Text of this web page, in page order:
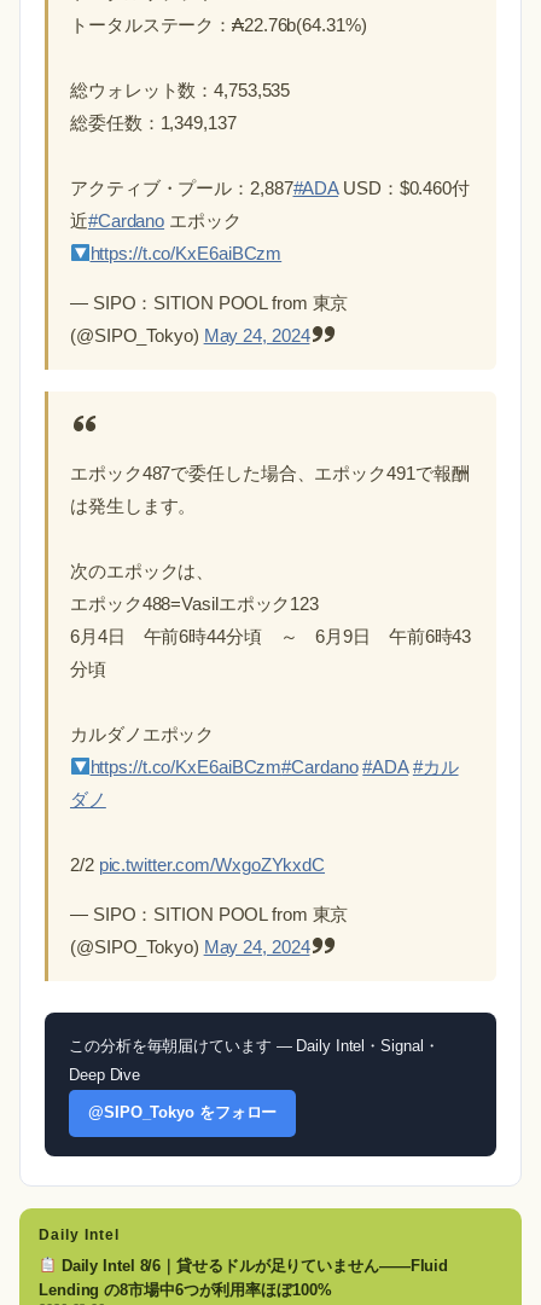
トータルステーク：₳22.76b(64.31%)
総ウォレット数：4,753,535
総委任数：1,349,137
アクティブ・プール：2,887#ADAUSD：$0.460付
近#Cardano エポック
https://t.co/KxE6aiBCzm
— SIPO：SITION POOL from 東京
(@SIPO_Tokyo) May 24, 2024
エポック487で委任した場合、エポック491で報酬
は発生します。
次のエポックは、
エポック488=Vasilエポック123
6月4日 午前6時44分頃 ～ 6月9日 午前6時43
分頃
カルダノエポック
https://t.co/KxE6aiBCzm#Cardano #ADA #カル
ダノ
2/2 pic.twitter.com/WxgoZYkxdC
— SIPO：SITION POOL from 東京
(@SIPO_Tokyo) May 24, 2024
この分析を毎朝届けています — Daily Intel・Signal・
Deep Dive
@SIPO_Tokyo をフォロー
Daily Intel
Daily Intel 8/6｜貸せるドルが足りていません——Fluid
Lending の8市場中6つが利用率ほぼ100%